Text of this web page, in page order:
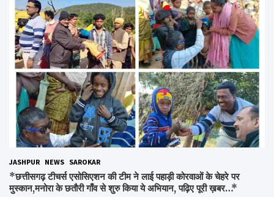
JASHPUR NEWS SAROKAR
*छत्तीसगढ़ टीचर्स एसोसिएशन की टीम ने लाई पहाड़ी कोरवाओं के चेहरे पर
मुस्कान,मनोरा के छतौरी गाँव से शुरु किया ये अभियान, पढ़िए पूरी ख़बर…*